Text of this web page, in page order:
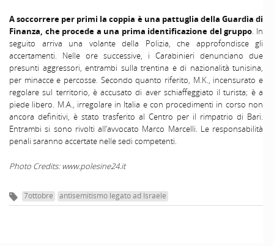
A soccorrere per primi la coppia è una pattuglia della Guardia di
Finanza, che procede a una prima identificazione del gruppo. In
seguito arriva una volante della Polizia, che approfondisce gli
accertamenti. Nelle ore successive, i Carabinieri denunciano due
presunti aggressori, entrambi sulla trentina e di nazionalità tunisina,
per minacce e percosse. Secondo quanto riferito, M.K., incensurato e
regolare sul territorio, è accusato di aver schiaffeggiato il turista; è a
piede libero. M.A., irregolare in Italia e con procedimenti in corso non
ancora definitivi, è stato trasferito al Centro per il rimpatrio di Bari.
Entrambi si sono rivolti all’avvocato Marco Marcelli. Le responsabilità
penali saranno accertate nelle sedi competenti.
Photo Credits: www.polesine24.it
7ottobre antisemitismo legato ad Israele